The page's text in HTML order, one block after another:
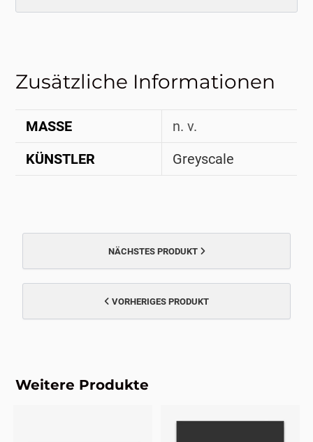
Zusätzliche Informationen
MASSE
n. v.
KÜNSTLER
Greyscale
NÄCHSTES PRODUKT
VORHERIGES PRODUKT
Weitere Produkte